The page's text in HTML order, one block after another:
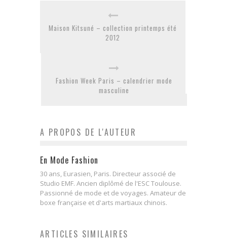
Maison Kitsuné – collection printemps été
2012
Fashion Week Paris – calendrier mode
masculine
A PROPOS DE L'AUTEUR
En Mode Fashion
30 ans, Eurasien, Paris. Directeur associé de
Studio EMF. Ancien diplômé de l'ESC Toulouse.
Passionné de mode et de voyages. Amateur de
boxe française et d'arts martiaux chinois.
ARTICLES SIMILAIRES